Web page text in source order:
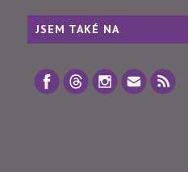
JSEM TAKÉ NA